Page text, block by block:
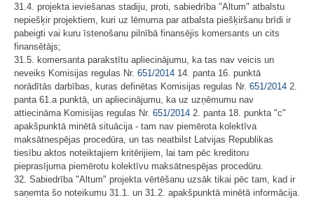
31.4. projekta ieviešanas stadiju, proti, sabiedrība "Altum" atbalstu
nepiešķir projektiem, kuri uz lēmuma par atbalsta piešķiršanu brīdi ir
pabeigti vai kuru īstenošanu pilnībā finansējis komersants un cits
finansētājs;
31.5. komersanta parakstītu apliecinājumu, ka tas nav veicis un
neveiks Komisijas regulas Nr. 651/2014 14. panta 16. punktā
norādītās darbības, kuras definētas Komisijas regulas Nr. 651/2014 2.
panta 61.a punktā, un apliecinājumu, ka uz uzņēmumu nav
attiecināma Komisijas regulas Nr. 651/2014 2. panta 18. punkta "c"
apakšpunktā minētā situācija - tam nav piemērota kolektīva
maksātnespējas procedūra, un tas neatbilst Latvijas Republikas
tiesību aktos noteiktajiem kritērijiem, lai tam pēc kreditoru
pieprasījuma piemērotu kolektīvu maksātnespējas procedūru.
32. Sabiedrība "Altum" projekta vērtēšanu uzsāk tikai pēc tam, kad ir
saņemta šo noteikumu 31.1. un 31.2. apakšpunktā minētā informācija.